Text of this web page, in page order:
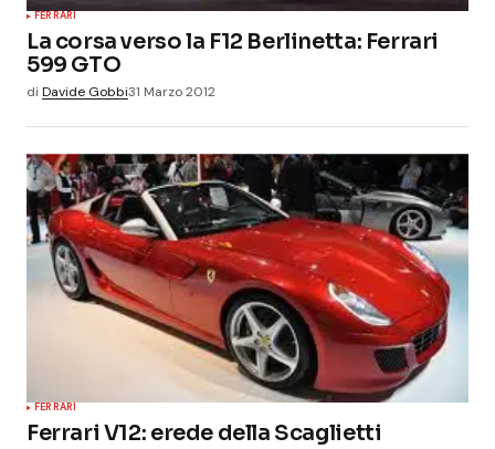
FERRARI
La corsa verso la F12 Berlinetta: Ferrari
599 GTO
di Davide Gobbi31 Marzo 2012
FERRARI
Ferrari V12: erede della Scaglietti